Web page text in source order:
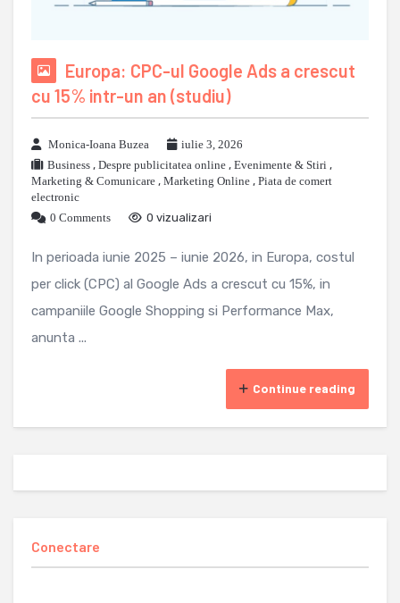
Europa: CPC-ul Google Ads a crescut
cu 15% intr-un an (studiu)
Monica-Ioana Buzea
iulie 3, 2026
Business , Despre publicitatea online , Evenimente & Stiri ,
Marketing & Comunicare , Marketing Online , Piata de comert
electronic
0 Comments
0 vizualizari
In perioada iunie 2025 – iunie 2026, in Europa, costul
per click (CPC) al Google Ads a crescut cu 15%, in
campaniile Google Shopping si Performance Max,
anunta ...
Continue reading
Conectare